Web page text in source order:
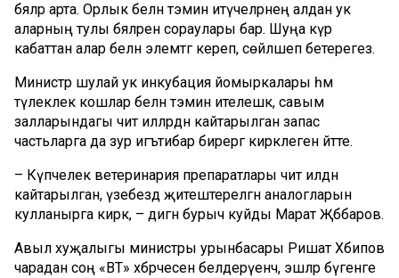
бәяләр арта. Орлык белән тәэмин итүчеләрнең алдан ук
аларның тулы бәяләрен сораулары бар. Шуңа күрә
кабаттан алар белән элемтәгә кереп, сөйләшеп бетерегез.
Министр шулай ук инкубация йомыркалары һәм
тәүлеклек кошлар белән тәэмин ителешкә, савым
залларындагы чит илләрдән кайтарылган запас
частьларга да зур игътибар бирергә кирәклеген әйтте.
– Күпчелек ветеринария препаратлары чит илдән
кайтарылган, үзебездә җитештерелгән аналогларын
кулланырга кирәк, – дигән бурыч куйды Марат Җәббаров.
Авыл хуҗалыгы министры урынбасары Ришат Хәбипов
чарадан соң «ВТ» хәбәрчесенә белдерүенчә, эшләр бүгенге